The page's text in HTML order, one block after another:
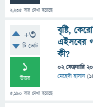
2,235 বার দেখা হয়েছে
+3
টি ভোট
1
উত্তর
5,190 বার দেখা হয়েছে
বৃষ্টি,
এইসবের
কী?
02 ফেব্রুয়ারি
মেহেদী হাসান (